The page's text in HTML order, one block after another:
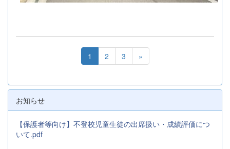
1 2 3 »
お知らせ
【保護者等向け】不登校児童生徒の出席扱い・成績評価につ
いて.pdf